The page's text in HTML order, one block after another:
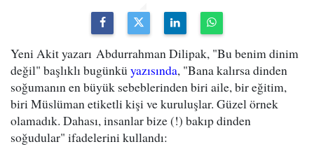
Yeni Akit yazarı Abdurrahman Dilipak, "Bu benim dinim
değil" başlıklı bugünküyazısında, "Bana kalırsa dinden
soğumanın en büyük sebeblerinden biri aile, bir eğitim,
biri Müslüman etiketli kişi ve kuruluşlar. Güzel örnek
olamadık. Dahası, insanlar bize (!) bakıp dinden
soğudular" ifadelerini kullandı: